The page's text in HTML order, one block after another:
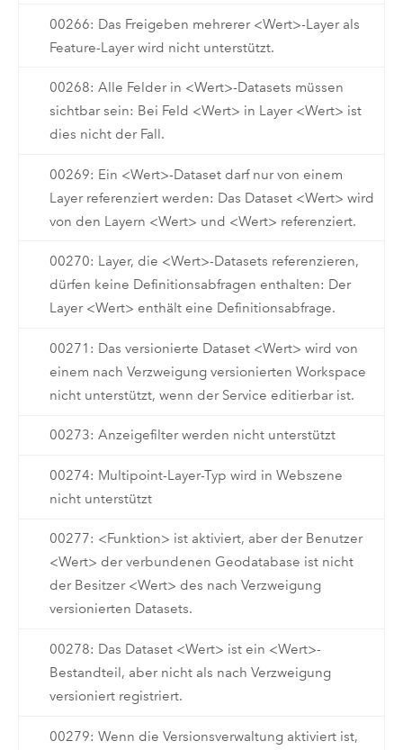
00266: Das Freigeben mehrerer <Wert>-Layer als
Feature-Layer wird nicht unterstützt.
00268: Alle Felder in <Wert>-Datasets müssen
sichtbar sein: Bei Feld <Wert> in Layer <Wert> ist
dies nicht der Fall.
00269: Ein <Wert>-Dataset darf nur von einem
Layer referenziert werden: Das Dataset <Wert> wird
von den Layern <Wert> und <Wert> referenziert.
00270: Layer, die <Wert>-Datasets referenzieren,
dürfen keine Definitionsabfragen enthalten: Der
Layer <Wert> enthält eine Definitionsabfrage.
00271: Das versionierte Dataset <Wert> wird von
einem nach Verzweigung versionierten Workspace
nicht unterstützt, wenn der Service editierbar ist.
00273: Anzeigefilter werden nicht unterstützt
00274: Multipoint-Layer-Typ wird in Webszene
nicht unterstützt
00277: <Funktion> ist aktiviert, aber der Benutzer
<Wert> der verbundenen Geodatabase ist nicht
der Besitzer <Wert> des nach Verzweigung
versionierten Datasets.
00278: Das Dataset <Wert> ist ein <Wert>-
Bestandteil, aber nicht als nach Verzweigung
versioniert registriert.
00279: Wenn die Versionsverwaltung aktiviert ist,